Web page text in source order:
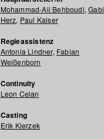
Mohammad-Ali Behboudi,Gabi
Herz, Paul Kaiser
Regieassistenz
Antonia Lindner, Fabian
Weißenborn
Continuity
Leon Celan
Casting
Erik Kierzek